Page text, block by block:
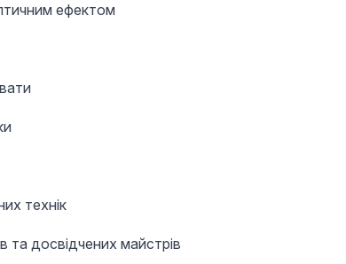
ефектом
технік
досвідчених майстрів